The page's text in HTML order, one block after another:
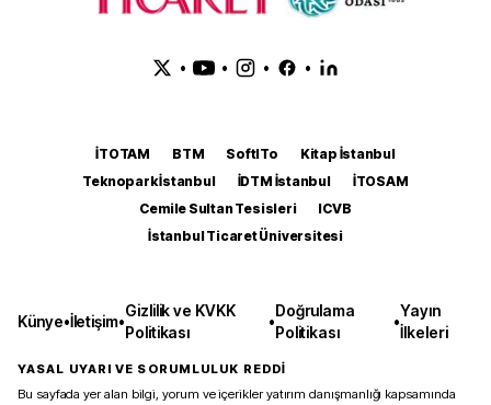
• • • •
İTOTAM BTM SoftITo
Kitap İstanbul
Teknopark İstanbul
İDTM İstanbul
İTOSAM
Cemile Sultan Tesisleri
ICVB
İstanbul Ticaret Üniversitesi
Künye•İletişim•
Gizlilik ve KVKK
Politikası
•
Doğrulama
Politikası
•
Yayın
İlkeleri
YASAL UYARI VE SORUMLULUK REDDİ
Bu sayfada yer alan bilgi, yorum ve içerikler yatırım danışmanlığı kapsamında